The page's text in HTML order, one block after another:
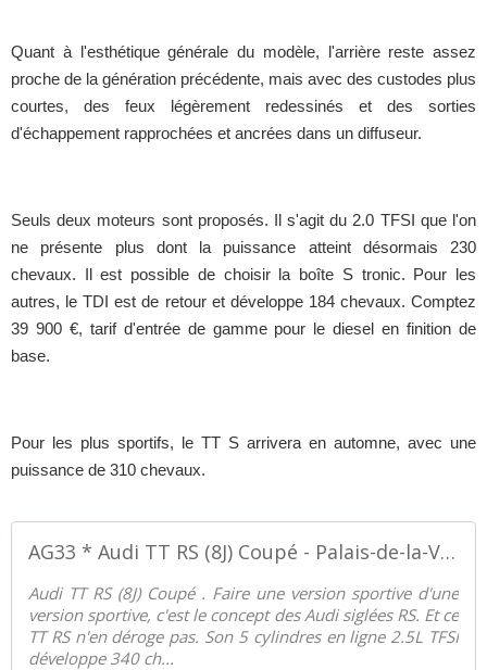
Quant à l'esthétique générale du modèle, l'arrière reste assez
proche de la génération précédente, mais avec des custodes plus
courtes, des feux légèrement redessinés et des sorties
d'échappement rapprochées et ancrées dans un diffuseur.
Seuls deux moteurs sont proposés. Il s'agit du 2.0 TFSI que l'on
ne présente plus dont la puissance atteint désormais 230
chevaux. Il est possible de choisir la boîte S tronic. Pour les
autres, le TDI est de retour et développe 184 chevaux. Comptez
39 900 €, tarif d'entrée de gamme pour le diesel en finition de
base.
Pour les plus sportifs, le TT S arrivera en automne, avec une
puissance de 310 chevaux.
AG33 * Audi TT RS (8J) Coupé - Palais-de-la-Voiture.com
Audi TT RS (8J) Coupé . Faire une version sportive d'une
version sportive, c'est le concept des Audi siglées RS. Et ce
TT RS n'en déroge pas. Son 5 cylindres en ligne 2.5L TFSI
développe 340 ch...